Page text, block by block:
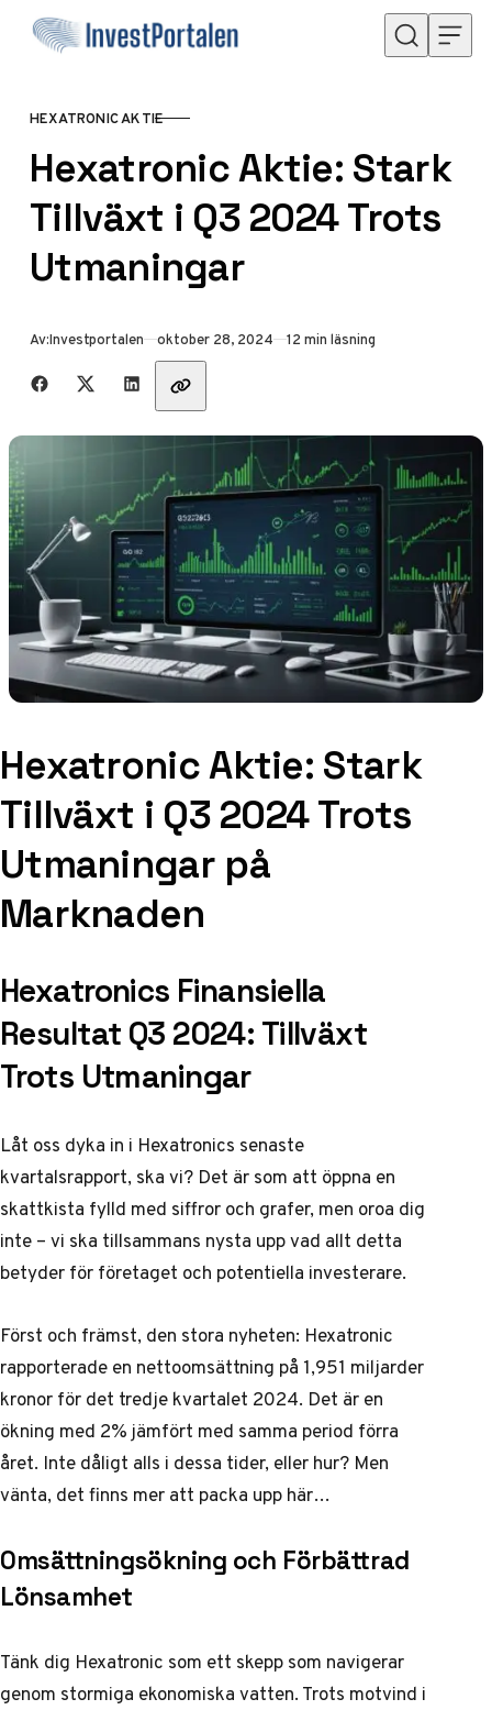
Hoppa till innehåll
KATEGORI
HEXATRONIC AKTIE
Hexatronic Aktie: Stark
Tillväxt i Q3 2024 Trots
Utmaningar
Av:Investportalen Publicerad
oktober 28, 2024 12 min läsning
Dela med vänner
Hexatronic Aktie: Stark
Tillväxt i Q3 2024 Trots
Utmaningar på
Marknaden
Hexatronics Finansiella
Resultat Q3 2024: Tillväxt
Trots Utmaningar
Låt oss dyka in i Hexatronics senaste
kvartalsrapport, ska vi? Det är som att öppna en
skattkista fylld med siffror och grafer, men oroa dig
inte – vi ska tillsammans nysta upp vad allt detta
betyder för företaget och potentiella investerare.
Först och främst, den stora nyheten: Hexatronic
rapporterade en nettoomsättning på 1,951 miljarder
kronor för det tredje kvartalet 2024. Det är en
ökning med 2% jämfört med samma period förra
året. Inte dåligt alls i dessa tider, eller hur? Men
vänta, det finns mer att packa upp här…
Omsättningsökning och Förbättrad
Lönsamhet
Tänk dig Hexatronic som ett skepp som navigerar
genom stormiga ekonomiska vatten. Trots motvind i